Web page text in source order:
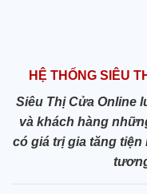
HỆ THỐNG SIÊU
Siêu Thị Cửa Online
và khách hàng
có giá trị gia tăng